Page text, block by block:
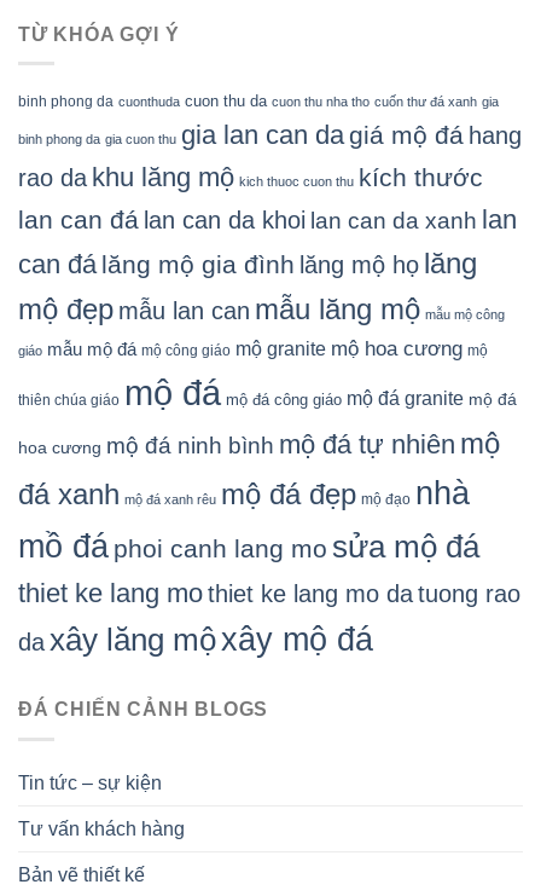
TỪ KHÓA GỢI Ý
binh phong da cuonthuda cuon thu da cuon thu nha tho cuốn thư đá xanh gia
binh phong da gia cuon thu gia lan can dagiá mộ đá hang
rao da khu lăng mộ kich thuoc cuon thu kích thước
lan can đá lan can da khoi lan can da xanh lan
can đá lăng mộ gia đình lăng mộ họ lăng
mộ đẹp mẫu lan can mẫu lăng mộ mẫu mộ công
giáo mẫu mộ đá mộ công giáo mộ granite mộ hoa cương mộ
thiên chúa giáo mộ đá mộ đá công giáo mộ đá granite mộ đá
hoa cương mộ đá ninh bình mộ đá tự nhiên mộ
đá xanh mộ đá xanh rêu mộ đá đẹp mộ đạo nhà
mồ đá phoi canh lang mo sửa mộ đá
thiet ke lang mothiet ke lang mo datuong rao
daxây lăng mộxây mộ đá
ĐÁ CHIẾN CẢNH BLOGS
Tin tức – sự kiện
Tư vấn khách hàng
Bản vẽ thiết kế